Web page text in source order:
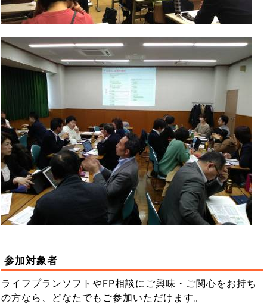
参加対象者
ライフプランソフトやFP相談にご興味・ご関心をお持ち
の方なら、どなたでもご参加いただけます。